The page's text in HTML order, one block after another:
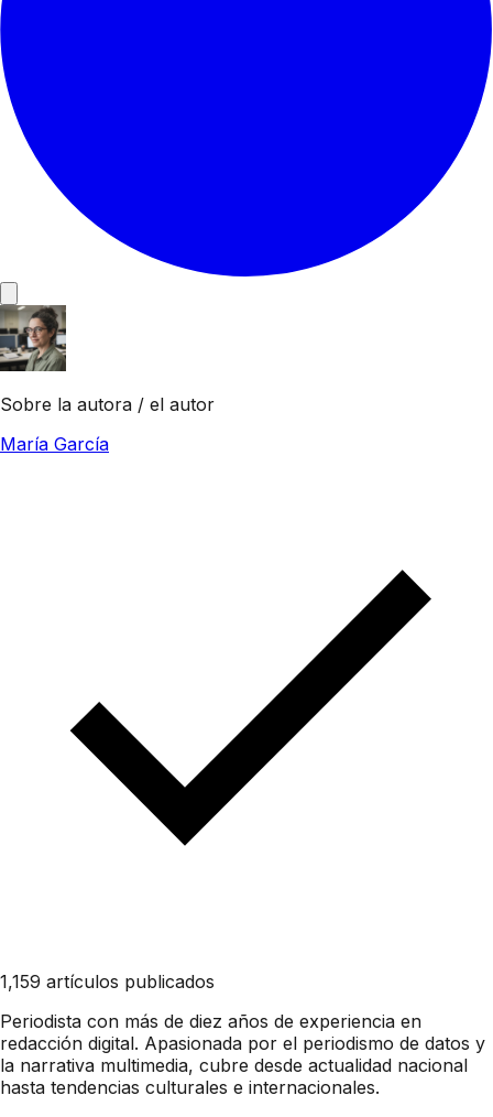
Sobre la autora / el autor
María García
1,159 artículos publicados
Periodista con más de diez años de experiencia en
redacción digital. Apasionada por el periodismo de datos y
la narrativa multimedia, cubre desde actualidad nacional
hasta tendencias culturales e internacionales.